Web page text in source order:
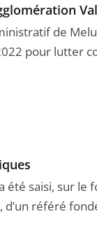
de
pour lutter
saisi, sur le
référé